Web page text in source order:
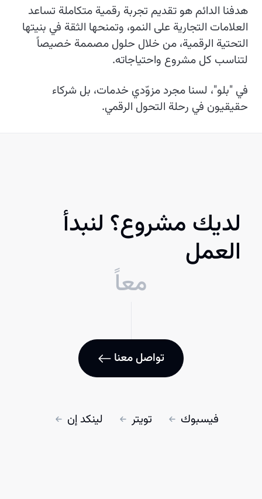
هدفنا الدائم هو تقديم تجربة رقمية متكاملة تساعد
العلامات التجارية على النمو، وتمنحها الثقة في بنيتها
التحتية الرقمية، من خلال حلول مصممة خصيصاً
لتناسب كل مشروع واحتياجاته.
في "بلو"، لسنا مجرد مزوّدي خدمات، بل شركاء
حقيقيون في رحلة التحول الرقمي.
لديك مشروع؟ لنبدأ
العمل
معاً
تواصل معنا
فيسبوك تويتر لينكد إن